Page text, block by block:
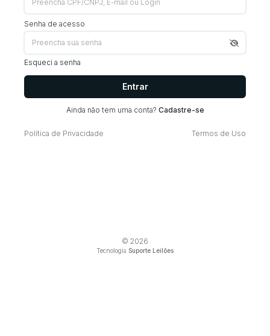
Senha de acesso
Esqueci a senha
Entrar
Ainda não tem uma conta? Cadastre-se
Política de Privacidade Termos de Uso
© 2026
Tecnologia Suporte Leilões